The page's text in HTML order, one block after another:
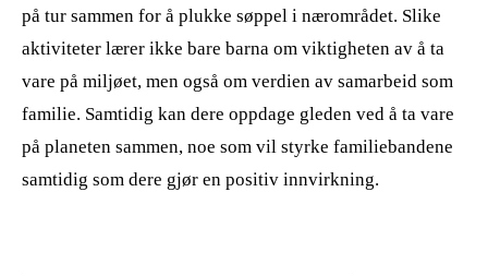
på tur sammen for å plukke søppel i nærområdet. Slike
aktiviteter lærer ikke bare barna om viktigheten av å ta
vare på miljøet, men også om verdien av samarbeid som
familie. Samtidig kan dere oppdage gleden ved å ta vare
på planeten sammen, noe som vil styrke familiebandene
samtidig som dere gjør en positiv innvirkning.